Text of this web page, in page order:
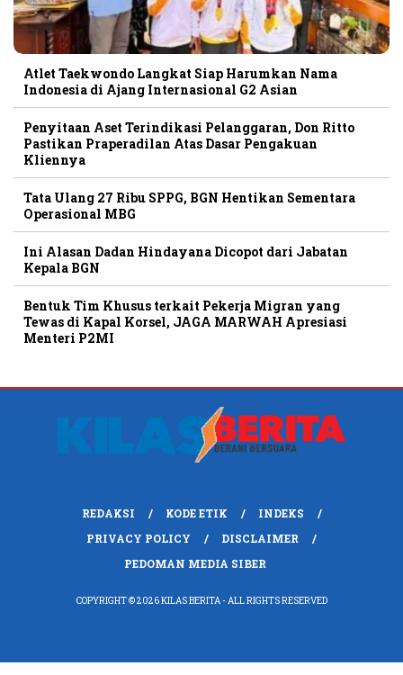
Atlet Taekwondo Langkat Siap Harumkan Nama
Indonesia di Ajang Internasional G2 Asian
Penyitaan Aset Terindikasi Pelanggaran, Don Ritto
Pastikan Praperadilan Atas Dasar Pengakuan
Kliennya
Tata Ulang 27 Ribu SPPG, BGN Hentikan Sementara
Operasional MBG
Ini Alasan Dadan Hindayana Dicopot dari Jabatan
Kepala BGN
Bentuk Tim Khusus terkait Pekerja Migran yang
Tewas di Kapal Korsel, JAGA MARWAH Apresiasi
Menteri P2MI
REDAKSI KODE ETIK
INDEKS
PRIVACY POLICY
DISCLAIMER
PEDOMAN MEDIA SIBER
COPYRIGHT © 2026 KILAS BERITA - ALL RIGHTS RESERVED